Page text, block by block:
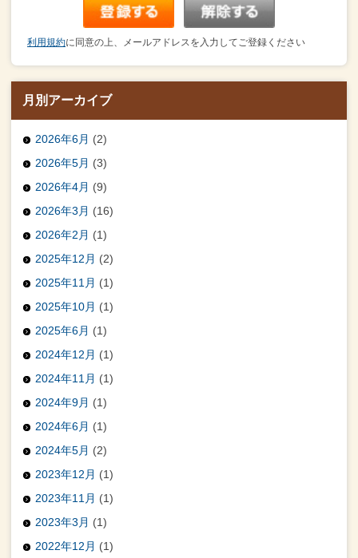
利用規約に同意の上、メールアドレスを入力してご登録ください
月別アーカイブ
2026年6月 (2)
2026年5月 (3)
2026年4月 (9)
2026年3月 (16)
2026年2月 (1)
2025年12月 (2)
2025年11月 (1)
2025年10月 (1)
2025年6月 (1)
2024年12月 (1)
2024年11月 (1)
2024年9月 (1)
2024年6月 (1)
2024年5月 (2)
2023年12月 (1)
2023年11月 (1)
2023年3月 (1)
2022年12月 (1)